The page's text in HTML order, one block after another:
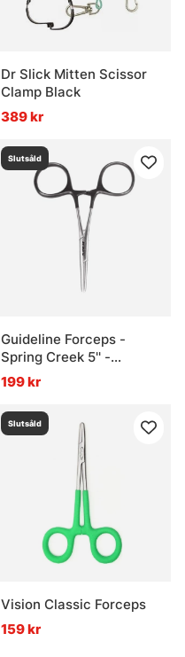
Dr Slick Mitten Scissor
Clamp Black
389 kr
Slutsåld
Guideline Forceps -
Spring Creek 5'' -
Black/Silver
199 kr
Slutsåld
Vision Classic Forceps
159 kr